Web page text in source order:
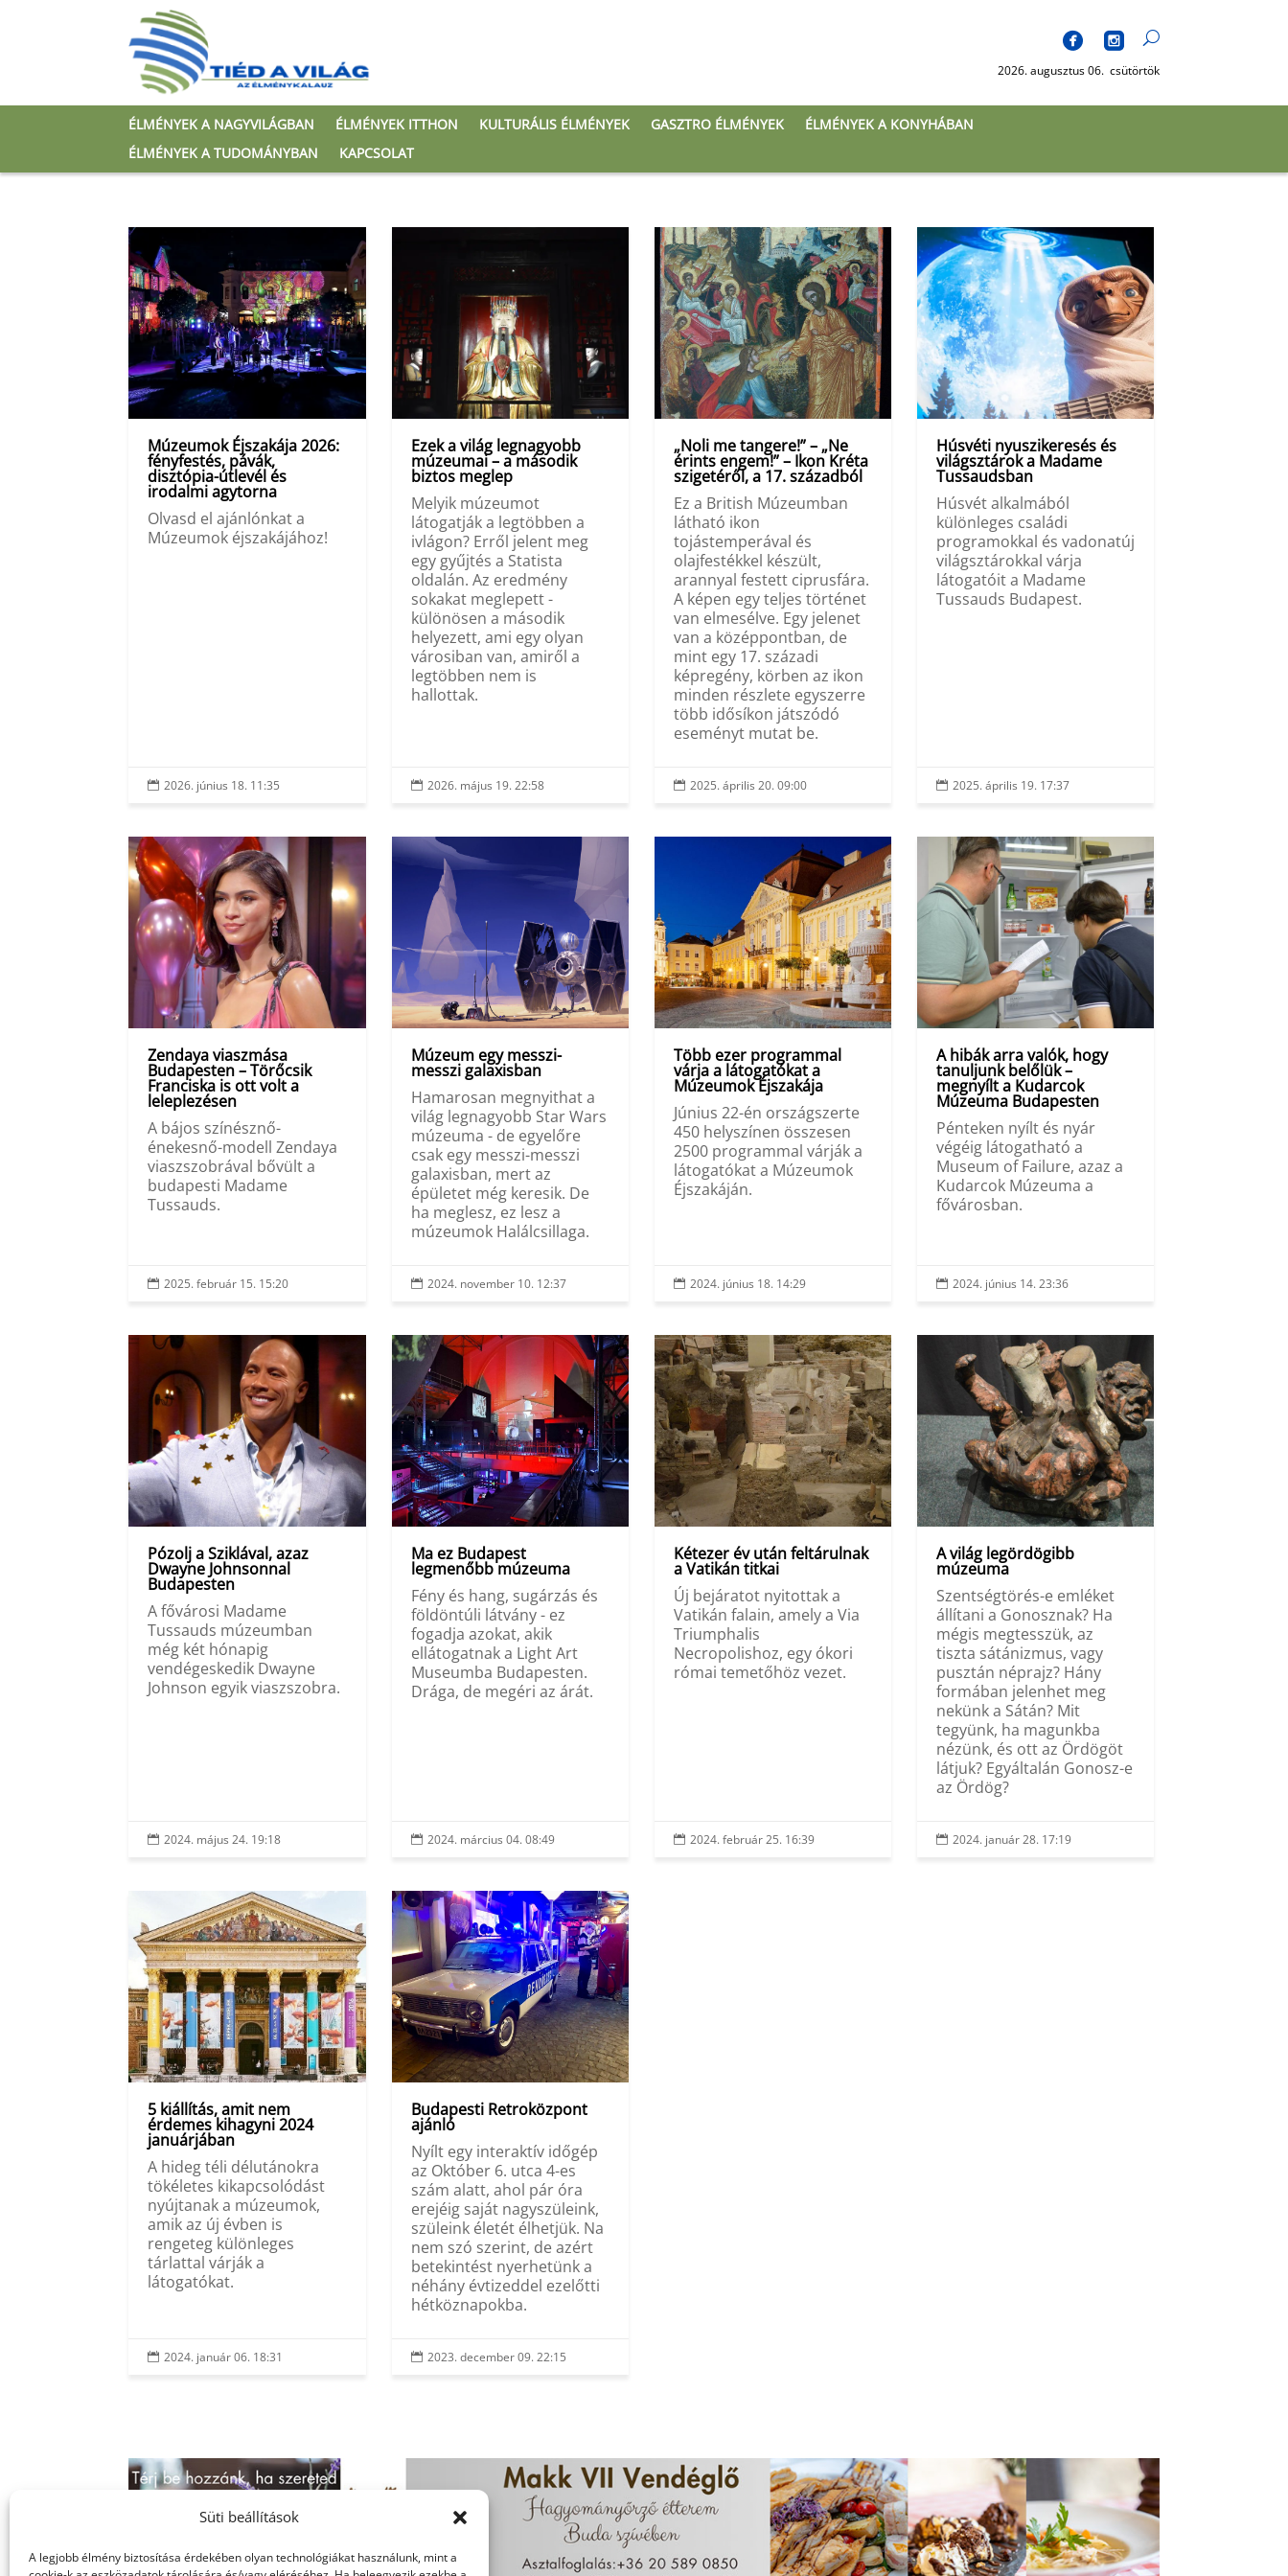
Süti beállítások
A legjobb élmény biztosítása érdekében olyan technológiákat használunk, mint a
2026. augusztus 06. csütörtök
ÉLMÉNYEK A NAGYVILÁGBAN ÉLMÉNYEK ITTHON KULTURÁLIS ÉLMÉNYEK GASZTRO ÉLMÉNYEK
ÉLMÉNYEK A KONYHÁBAN
ÉLMÉNYEK A TUDOMÁNYBAN
KAPCSOLAT
Múzeumok Éjszakája 2026:
fényfestés, pávák,
disztópia-útlevél és
irodalmi agytorna
Olvasd el ajánlónkat a
Múzeumok éjszakájához!
 2026. június 18. 11:35
Ezek a világ legnagyobb
múzeumai – a második
biztos meglep
Melyik múzeumot
látogatják a legtöbben a
ivlágon? Erről jelent meg
egy gyűjtés a Statista
oldalán. Az eredmény
sokakat meglepett -
különösen a második
helyezett, ami egy olyan
városiban van, amiről a
legtöbben nem is
hallottak.
 2026. május 19. 22:58
„Noli me tangere!” – „Ne
érints engem!” – Ikon Kréta
szigetéről, a 17. századból
Ez a British Múzeumban
látható ikon
tojástemperával és
olajfestékkel készült,
arannyal festett ciprusfára.
A képen egy teljes történet
van elmesélve. Egy jelenet
van a középpontban, de
mint egy 17. századi
képregény, körben az ikon
minden részlete egyszerre
több idősíkon játszódó
eseményt mutat be.
 2025. április 20. 09:00
Húsvéti nyuszikeresés és
világsztárok a Madame
Tussaudsban
Húsvét alkalmából
különleges családi
programokkal és vadonatúj
világsztárokkal várja
látogatóit a Madame
Tussauds Budapest.
 2025. április 19. 17:37
Zendaya viaszmása
Budapesten – Törőcsik
Franciska is ott volt a
leleplezésen
A bájos színésznő-
énekesnő-modell Zendaya
viaszszobrával bővült a
budapesti Madame
Tussauds.
 2025. február 15. 15:20
Múzeum egy messzi-
messzi galaxisban
Hamarosan megnyithat a
világ legnagyobb Star Wars
múzeuma - de egyelőre
csak egy messzi-messzi
galaxisban, mert az
épületet még keresik. De
ha meglesz, ez lesz a
múzeumok Halálcsillaga.
 2024. november 10. 12:37
Több ezer programmal
várja a látogatókat a
Múzeumok Éjszakája
Június 22-én országszerte
450 helyszínen összesen
2500 programmal várják a
látogatókat a Múzeumok
Éjszakáján.
 2024. június 18. 14:29
A hibák arra valók, hogy
tanuljunk belőlük –
megnyílt a Kudarcok
Múzeuma Budapesten
Pénteken nyílt és nyár
végéig látogatható a
Museum of Failure, azaz a
Kudarcok Múzeuma a
fővárosban.
 2024. június 14. 23:36
Pózolj a Sziklával, azaz
Dwayne Johnsonnal
Budapesten
A fővárosi Madame
Tussauds múzeumban
még két hónapig
vendégeskedik Dwayne
Johnson egyik viaszszobra.
 2024. május 24. 19:18
Ma ez Budapest
legmenőbb múzeuma
Fény és hang, sugárzás és
földöntúli látvány - ez
fogadja azokat, akik
ellátogatnak a Light Art
Museumba Budapesten.
Drága, de megéri az árát.
 2024. március 04. 08:49
Kétezer év után feltárulnak
a Vatikán titkai
Új bejáratot nyitottak a
Vatikán falain, amely a Via
Triumphalis
Necropolishoz, egy ókori
római temetőhöz vezet.
 2024. február 25. 16:39
A világ legördögibb
múzeuma
Szentségtörés-e emléket
állítani a Gonosznak? Ha
mégis megtesszük, az
tiszta sátánizmus, vagy
pusztán néprajz? Hány
formában jelenhet meg
nekünk a Sátán? Mit
tegyünk, ha magunkba
nézünk, és ott az Ördögöt
látjuk? Egyáltalán Gonosz-e
az Ördög?
 2024. január 28. 17:19
5 kiállítás, amit nem
érdemes kihagyni 2024
januárjában
A hideg téli délutánokra
tökéletes kikapcsolódást
nyújtanak a múzeumok,
amik az új évben is
rengeteg különleges
tárlattal várják a
látogatókat.
 2024. január 06. 18:31
Budapesti Retroközpont
ajánló
Nyílt egy interaktív időgép
az Október 6. utca 4-es
szám alatt, ahol pár óra
erejéig saját nagyszüleink,
szüleink életét élhetjük. Na
nem szó szerint, de azért
betekintést nyerhetünk a
néhány évtizeddel ezelőtti
hétköznapokba.
 2023. december 09. 22:15